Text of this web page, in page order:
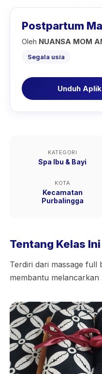
Postpartum
Oleh NUANSA MOM
Segala usia
Unduh
KATEGORI
Spa Ibu & Bayi
KOTA
Kecamatan
Purbalingga
Tentang Kelas Ini
Terdiri dari massage full
membantu melancarkan